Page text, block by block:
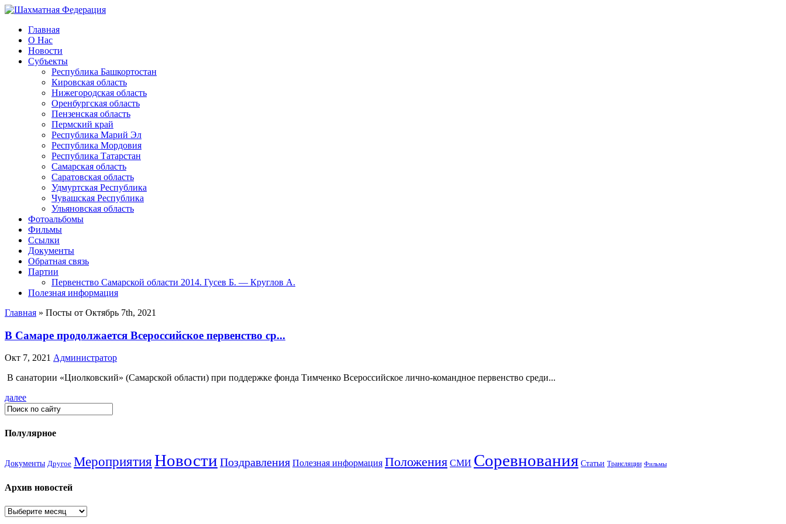
Главная
О Нас
Новости
Субъекты
Республика Башкортостан
Кировская область
Нижегородская область
Оренбургская область
Пензенская область
Пермский край
Республика Марий Эл
Республика Мордовия
Республика Татарстан
Самарская область
Саратовская область
Удмуртская Республика
Чувашская Республика
Ульяновская область
Фотоальбомы
Фильмы
Ссылки
Документы
Обратная связь
Партии
Первенство Самарской области 2014. Гусев Б. — Круглов А.
Полезная информация
Главная » Посты от Октябрь 7th, 2021
В Самаре продолжается Всероссийское первенство ср...
Окт 7, 2021 Администратор
В санатории «Циолковский» (Самарской области) при поддержке фонда Тимченко Всероссийское лично-командное первенство среди...
далее
Полулярное
Документы Другое МероприятияНовости Поздравления Полезная информация Положения СМИ Соревнования Статьи Трансляции Фильмы
Архив новостей